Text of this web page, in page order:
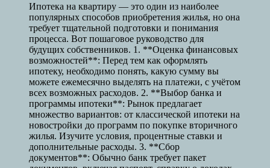
Ипотека на квартиру — это один из наиболее
популярных способов приобретения жилья, но она
требует тщательной подготовки и понимания
процесса. Вот пошаговое руководство для
будущих собственников. 1. **Оценка финансовых
возможностей**: Перед тем как оформлять
ипотеку, необходимо понять, какую сумму вы
можете ежемесячно выделять на платежи, с учётом
всех возможных расходов. 2. **Выбор банка и
программы ипотеки**: Рынок предлагает
множество вариантов: от классической ипотеки на
новостройки до программ по покупке вторичного
жилья. Изучите условия, процентные ставки и
дополнительные расходы. 3. **Сбор
документов**: Обычно банк требует пакет